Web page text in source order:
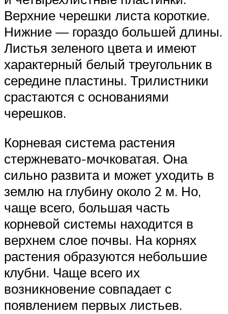
Верхние черешки листа короткие.
Нижние — гораздо большей длины.
Листья зеленого цвета и имеют
характерный белый треугольник в
середине пластины. Трилистники
срастаются с основаниями
черешков.
Корневая система растения
стержневато-мочковатая. Она
сильно развита и может уходить в
землю на глубину около 2 м. Но,
чаще всего, большая часть
корневой системы находится в
верхнем слое почвы. На корнях
растения образуются небольшие
клубни. Чаще всего их
возникновение совпадает с
появлением первых листьев.